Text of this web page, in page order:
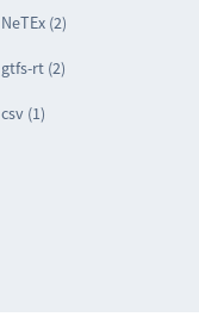
NeTEx (2)
gtfs-rt (2)
csv (1)